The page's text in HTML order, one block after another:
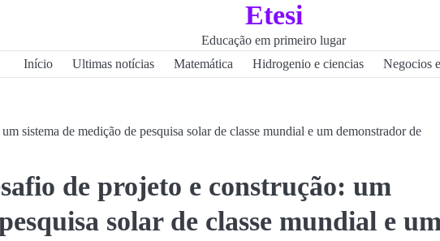
Etesi
Educação em primeiro lugar
Início
Ultimas notícias Matemática Hidrogenio e ciencias Negocios
sistema de medição de pesquisa solar de classe mundial e um demonstrador de
de projeto e construção: um
solar de classe mundial e